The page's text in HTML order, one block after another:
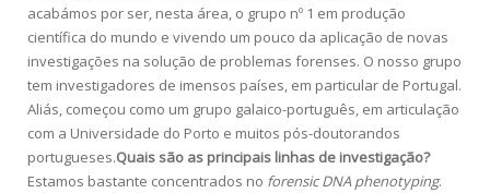
acabámos por ser, nesta área, o grupo nº 1 em produção
científica do mundo e vivendo um pouco da aplicação de novas
investigações na solução de problemas forenses. O nosso grupo
tem investigadores de imensos países, em particular de Portugal.
Aliás, começou como um grupo galaico-português, em articulação
com a Universidade do Porto e muitos pós-doutorandos
portugueses.Quais são as principais linhas de investigação?
Estamos bastante concentrados no forensic DNA phenotyping.